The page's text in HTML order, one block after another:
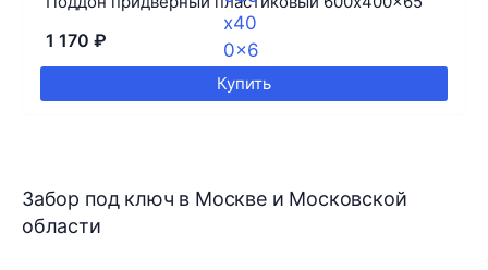
1 170 ₽
Купить
Забор под ключ в Москве и Московской
области